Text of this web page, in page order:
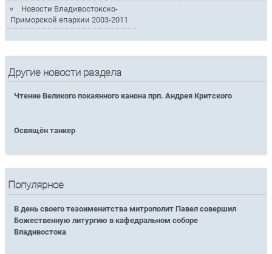
Новости Владивостокско-
Приморской епархии 2003-2011
Другие новости раздела
Чтение Великого покаянного канона прп. Андрея Критского
Освящён танкер
Популярное
В день своего тезоименитства митрополит Павел совершил
Божественную литургию в кафедральном соборе
Владивостока